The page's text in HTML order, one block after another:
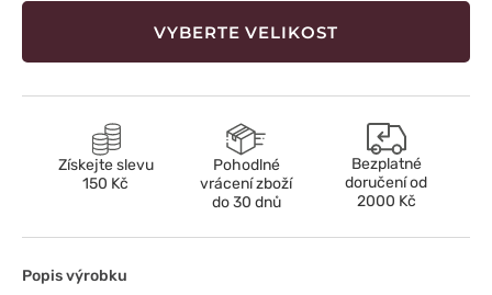
VYBERTE VELIKOST
Získejte slevu
150 Kč
Pohodlné
vrácení zboží
do 30 dnů
Bezplatné
doručení od
2000 Kč
Popis výrobku